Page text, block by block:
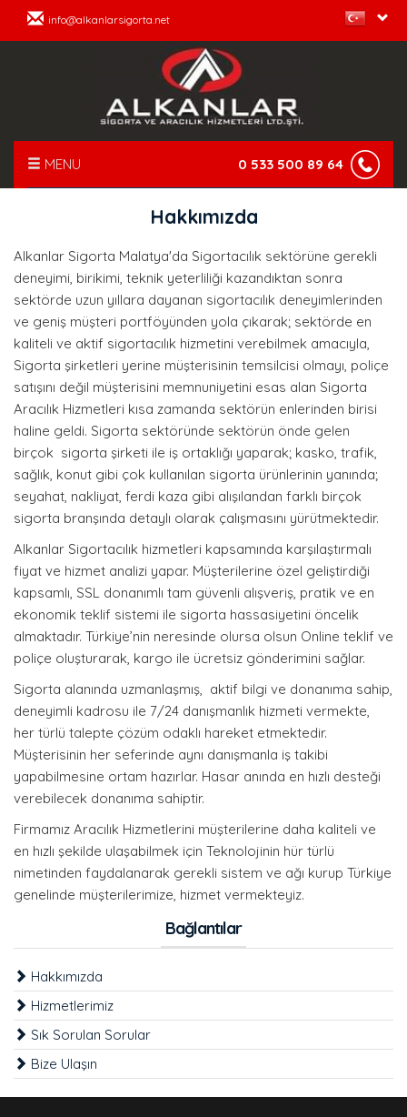
info@alkanlarsigorta.net
MENU 0 533 500 89 64
HAKKIMIZDA
HİZMETLERİMİZ
SIK SORULAN SORULAR
ÇÖZÜM ORTAKLARI
HABERLER
FOTO GALERİ
İLETİŞİM
Hakkımızda
Alkanlar Sigorta Malatya'da Sigortacılık sektörüne gerekli
deneyimi, birikimi, teknik yeterliliği kazandıktan sonra
sektörde uzun yıllara dayanan sigortacılık deneyimlerinden
ve geniş müşteri portföyünden yola çıkarak; sektörde en
kaliteli ve aktif sigortacılık hizmetini verebilmek amacıyla,
Sigorta şirketleri yerine müşterisinin temsilcisi olmayı, poliçe
satışını değil müşterisini memnuniyetini esas alan Sigorta
Aracılık Hizmetleri kısa zamanda sektörün enlerinden birisi
haline geldi. Sigorta sektöründe sektörün önde gelen
birçok sigorta şirketi ile iş ortaklığı yaparak; kasko, trafik,
sağlık, konut gibi çok kullanılan sigorta ürünlerinin yanında;
seyahat, nakliyat, ferdi kaza gibi alışılandan farklı birçok
sigorta branşında detaylı olarak çalışmasını yürütmektedir.
Alkanlar Sigortacılık hizmetleri kapsamında karşılaştırmalı
fiyat ve hizmet analizi yapar. Müşterilerine özel geliştirdiği
kapsamlı, SSL donanımlı tam güvenli alışveriş, pratik ve en
ekonomik teklif sistemi ile sigorta hassasiyetini öncelik
almaktadır. Türkiye’nin neresinde olursa olsun Online teklif ve
poliçe oluşturarak, kargo ile ücretsiz gönderimini sağlar.
Sigorta alanında uzmanlaşmış, aktif bilgi ve donanıma sahip,
deneyimli kadrosu ile 7/24 danışmanlık hizmeti vermekte,
her türlü talepte çözüm odaklı hareket etmektedir.
Müşterisinin her seferinde aynı danışmanla iş takibi
yapabilmesine ortam hazırlar. Hasar anında en hızlı desteği
verebilecek donanıma sahiptir.
Firmamız Aracılık Hizmetlerini müşterilerine daha kaliteli ve
en hızlı şekilde ulaşabilmek için Teknolojinin hür türlü
nimetinden faydalanarak gerekli sistem ve ağı kurup Türkiye
genelinde müşterilerimize, hizmet vermekteyiz.
Bağlantılar
Hakkımızda
Hizmetlerimiz
Sık Sorulan Sorular
Bize Ulaşın